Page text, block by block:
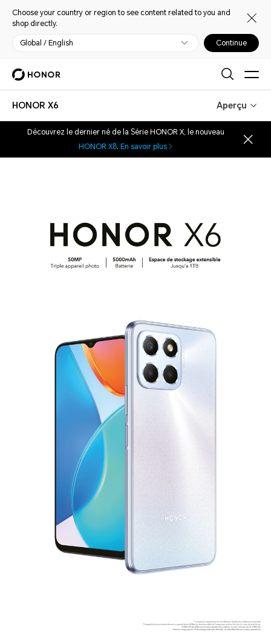
Choose your country or region to see content related to you and
shop directly.
Global / English Continue
HONOR X6 Aperçu
Découvrez le dernier né de la Série HONOR X, le nouveau
HONOR X8. En savoir plus